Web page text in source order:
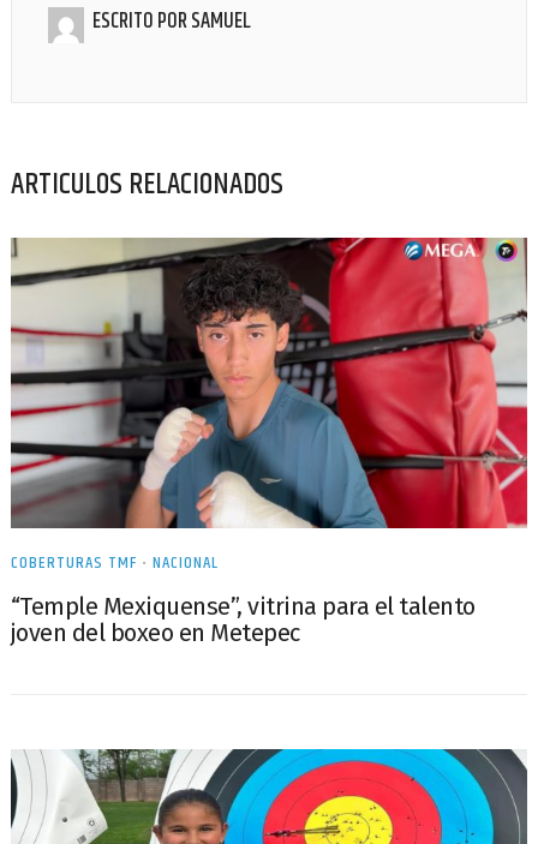
ESCRITO PORSAMUEL
ARTICULOS RELACIONADOS
COBERTURAS TMF • NACIONAL
“Temple Mexiquense”, vitrina para el talento
joven del boxeo en Metepec